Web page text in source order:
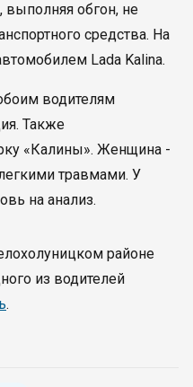
выполняя обгон, не
средства. На
Lada Kalina.
водителям
Также
«Калины». Женщина -
травмами. У
на анализ.
районе
из водителей
.